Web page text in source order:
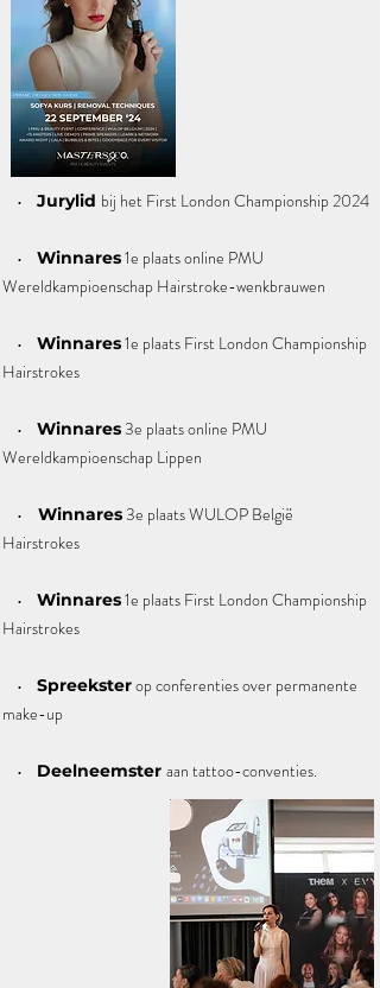
• Jurylid bij het First London Championship 2024
• Winnares1e plaats online PMU
Wereldkampioenschap Hairstroke-wenkbrauwen
• Winnares1e plaats First London Championship
Hairstrokes
• Winnares3e plaats online PMU
Wereldkampioenschap Lippen
• Winnares3e plaats WULOP België
Hairstrokes
• Winnares1e plaats First London Championship
Hairstrokes
• Spreeksterop conferenties over permanente
make-up
• Deelneemster aan tattoo-conventies.